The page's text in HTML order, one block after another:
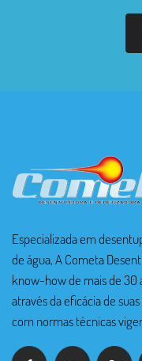
Especializada em
de água, A Cometa
know-how de mais de 30
através da eficácia de
com normas técnicas